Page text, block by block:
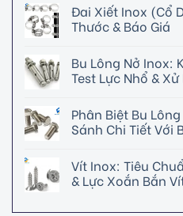
Đai Xiết Inox (Cổ
Thước & Báo Giá
Bu Lông Nở Inox:
Test Lực Nhổ & Xử
Phân Biệt Bu
Sánh Chi Tiết Với
Vít Inox: Tiêu
& Lực Xoắn Bắn